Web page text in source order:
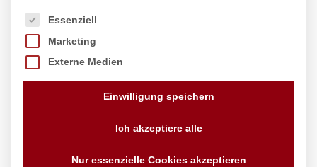
Es folgt eine Liste der Service-Gruppen, für die eine
Essenziell
Marketing
Externe Medien
Einwilligung speichern
Ich akzeptiere alle
Nur essenzielle Cookies akzeptieren